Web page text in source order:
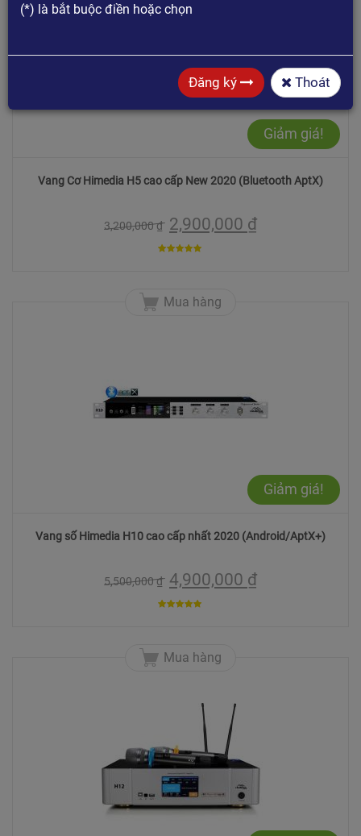
Giảm giá!
Vang Cơ Himedia H5 cao cấp New 2020 (Bluetooth AptX)
3,200,000₫ 2,900,000 ₫
Mua hàng
Giảm giá!
Vang số Himedia H10 cao cấp nhất 2020 (Android/AptX+)
5,500,000₫ 4,900,000 ₫
Mua hàng
(*) là bắt buộc điền hoặc chọn
Đăng ký Thoát